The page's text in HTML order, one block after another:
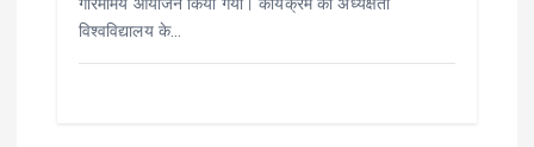
गरिमामय आयोजन किया गया। कार्यक्रम की अध्यक्षता
विश्वविद्यालय के…